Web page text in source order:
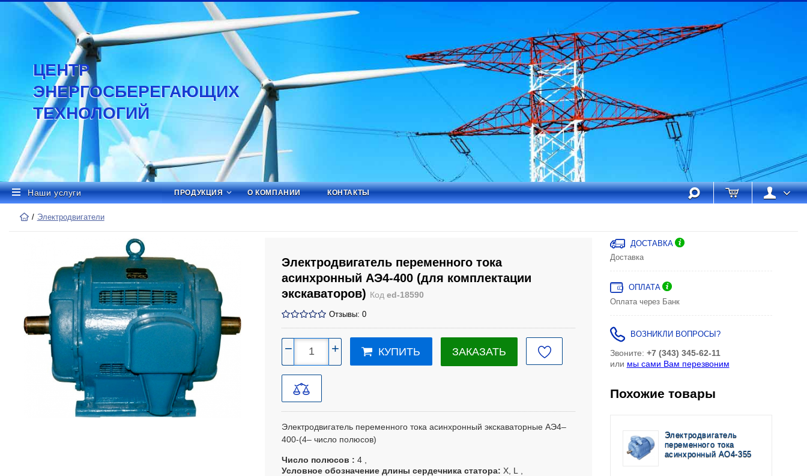
ЦЕНТР
ЭНЕРГОСБЕРЕГАЮЩИХ
ТЕХНОЛОГИЙ
Наши услуги ПРОДУКЦИЯ О КОМПАНИИ КОНТАКТЫ
Электродвигатели
Электродвигатель переменного тока
асинхронный АЭ4-400 (для комплектации
экскаваторов) Код ed-18590
Отзывы: 0
− + КУПИТЬ ЗАКАЗАТЬ
Электродвигатель переменного тока асинхронный экскаваторные АЭ4–
400-(4– число полюсов)
Число полюсов
4
Условное обозначение длины сердечника статора X, L
ДОСТАВКА
Доставка
ОПЛАТА
Оплата через Банк
ВОЗНИКЛИ ВОПРОСЫ?
Звоните: +7 (343) 345-62-11
или мы сами Вам перезвоним
Похожие товары
Электродвигатель
переменного тока
асинхронный АО4-355